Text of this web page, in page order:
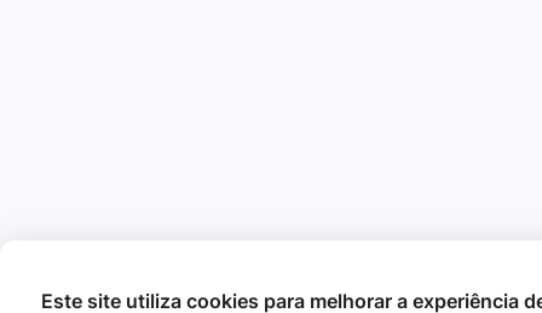
Este site utiliza cookies para melhorar a experiência